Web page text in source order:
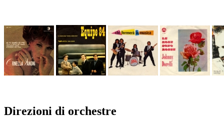
Direzioni di orchestre